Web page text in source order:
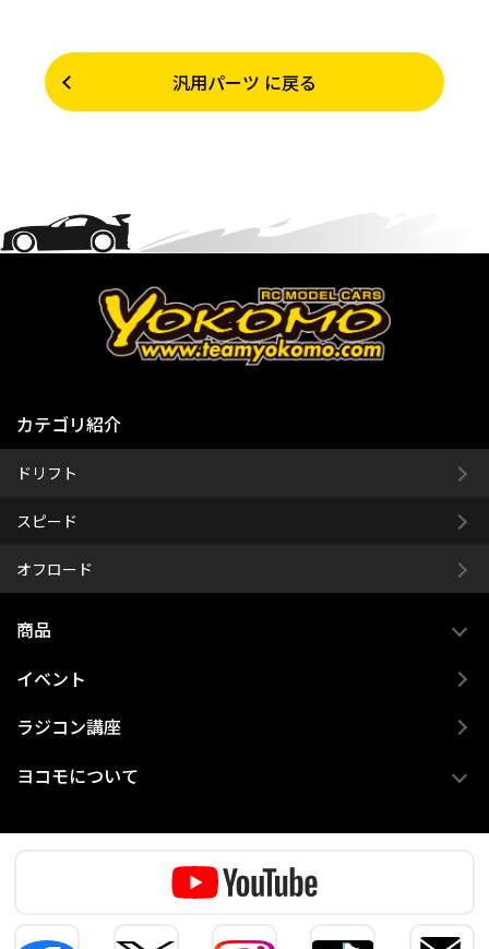
汎用パーツ に戻る
カテゴリ紹介
ドリフト
スピード
オフロード
商品
イベント
ラジコン講座
ヨコモについて